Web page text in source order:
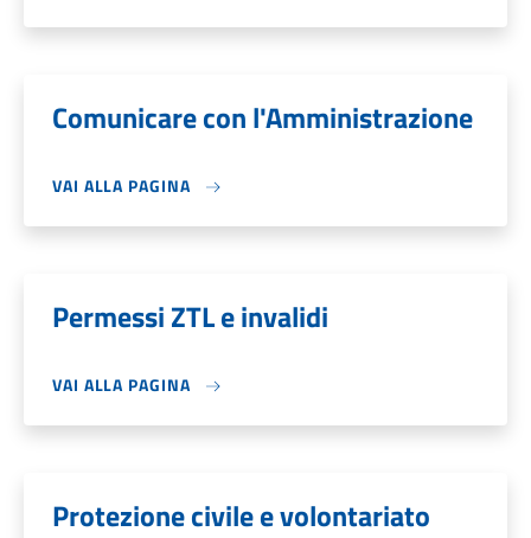
Comunicare con l'Amministrazione
VAI ALLA PAGINA
Permessi ZTL e invalidi
VAI ALLA PAGINA
Protezione civile e volontariato